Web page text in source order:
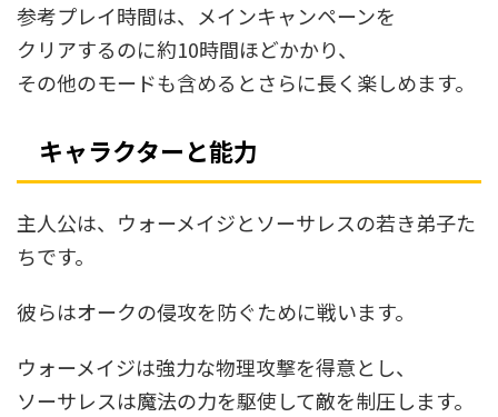
参考プレイ時間は、メインキャンペーンを
クリアするのに約10時間ほどかかり、
その他のモードも含めるとさらに長く楽しめます。
キャラクターと能力
主人公は、ウォーメイジとソーサレスの若き弟子た
ちです。
彼らはオークの侵攻を防ぐために戦います。
ウォーメイジは強力な物理攻撃を得意とし、
ソーサレスは魔法の力を駆使して敵を制圧します。